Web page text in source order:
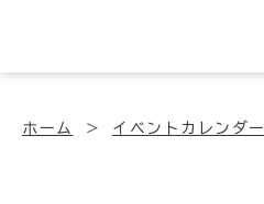
ホーム イベントカレンダー